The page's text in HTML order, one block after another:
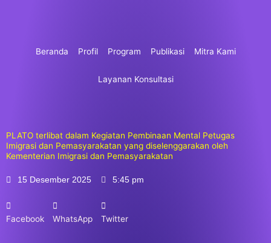
Beranda
Profil Program Publikasi Mitra Kami
Layanan Konsultasi
PLATO terlibat dalam Kegiatan Pembinaan Mental Petugas
Imigrasi dan Pemasyarakatan yang diselenggarakan oleh
Kementerian Imigrasi dan Pemasyarakatan
15 Desember 2025 5:45 pm
Facebook WhatsApp Twitter